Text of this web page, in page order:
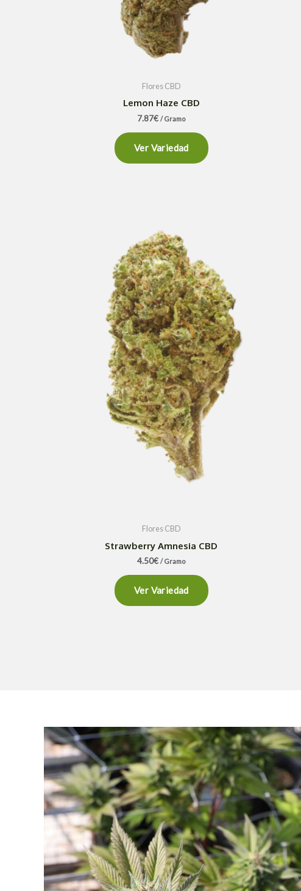
Flores CBD
Lemon Haze CBD
7.87€ / Gramo
Ver Variedad
Flores CBD
Strawberry Amnesia CBD
4.50€ / Gramo
Ver Variedad